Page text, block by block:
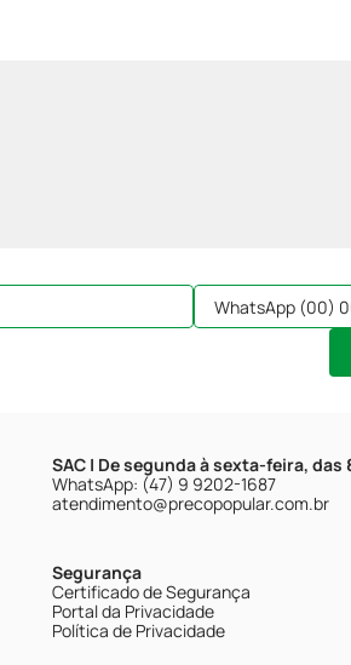
SAC | De segunda à sexta-feira, das
WhatsApp: (47) 9 9202-1687
atendimento@precopopular.com.br
Segurança
Certificado de Segurança
Portal da Privacidade
Política de Privacidade